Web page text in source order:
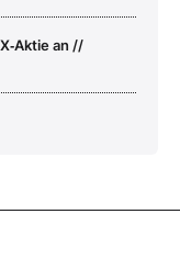
an //